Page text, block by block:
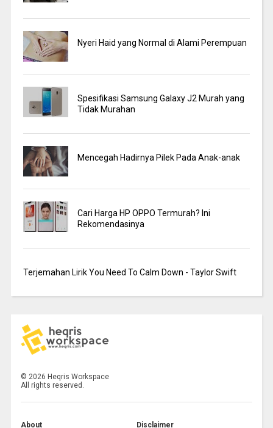
Nyeri Haid yang Normal di Alami Perempuan
Spesifikasi Samsung Galaxy J2 Murah yang
Tidak Murahan
Mencegah Hadirnya Pilek Pada Anak-anak
Cari Harga HP OPPO Termurah? Ini
Rekomendasinya
Terjemahan Lirik You Need To Calm Down - Taylor Swift
© 2026 Heqris Workspace
All rights reserved.
About Disclaimer